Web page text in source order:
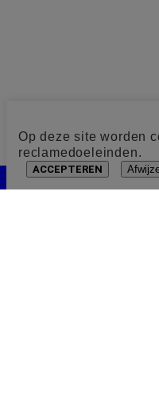
Op deze site worden
reclamedoeleinden.
ACCEPTEREN
Cookie toestemming